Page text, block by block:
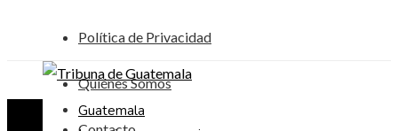
Política de Privacidad
Quiénes Somos
Guatemala